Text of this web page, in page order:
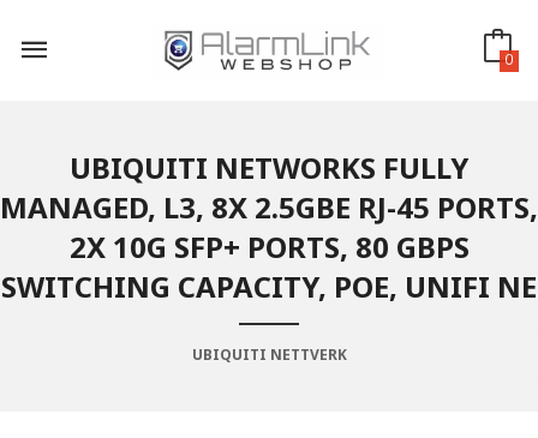
innholdet
0
UBIQUITI NETWORKS FULLY
MANAGED, L3, 8X 2.5GBE RJ-45 PORTS,
2X 10G SFP+ PORTS, 80 GBPS
SWITCHING CAPACITY, POE, UNIFI NE
UBIQUITI NETTVERK